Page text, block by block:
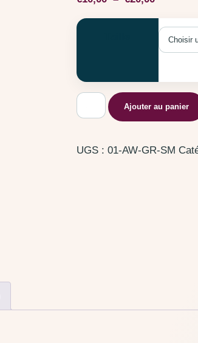
quantité de Ailes d'anges
Ajouter au panier
UGS : 01-AW-GR-SM